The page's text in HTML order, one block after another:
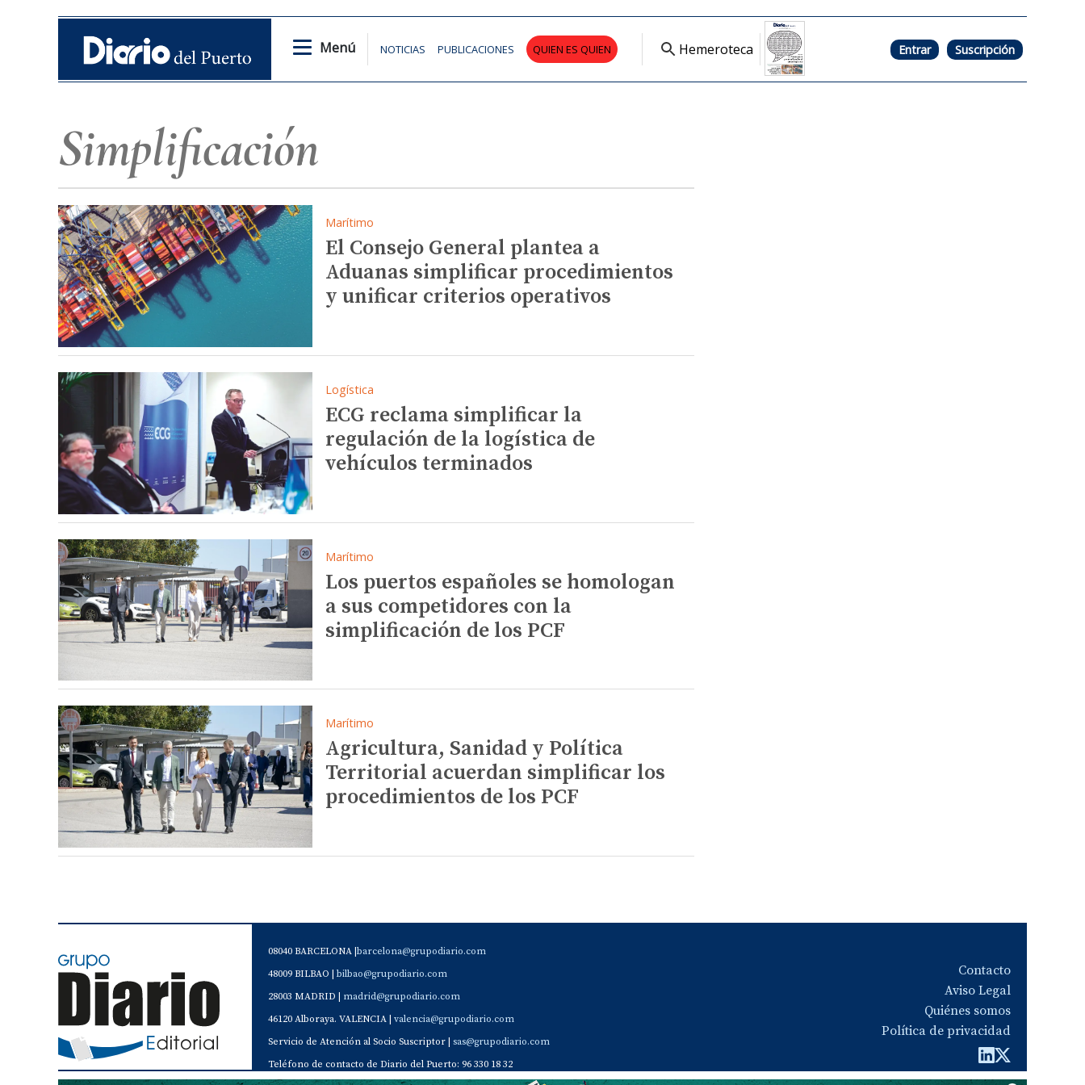
Menú NOTICIAS PUBLICACIONES QUIEN ES QUIEN Hemeroteca Entrar Suscripción
Simplificación
Marítimo
El Consejo General plantea a
Aduanas simplificar procedimientos
y unificar criterios operativos
Logística
ECG reclama simplificar la
regulación de la logística de
vehículos terminados
Marítimo
Los puertos españoles se homologan
a sus competidores con la
simplificación de los PCF
Marítimo
Agricultura, Sanidad y Política
Territorial acuerdan simplificar los
procedimientos de los PCF
08040 BARCELONA | barcelona@grupodiario.com
48009 BILBAO | bilbao@grupodiario.com
28003 MADRID | madrid@grupodiario.com
46120 Alboraya. VALENCIA | valencia@grupodiario.com
Servicio de Atención al Socio Suscriptor | sas@grupodiario.com
Teléfono de contacto de Diario del Puerto: 96 330 18 32
Contacto
Aviso Legal
Quiénes somos
Política de privacidad